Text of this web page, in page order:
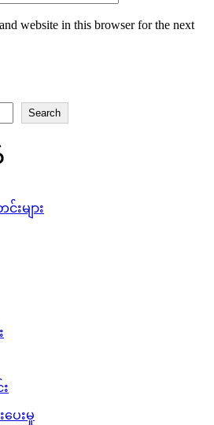
website in this browser for the next
Search
များ
ေးမှု